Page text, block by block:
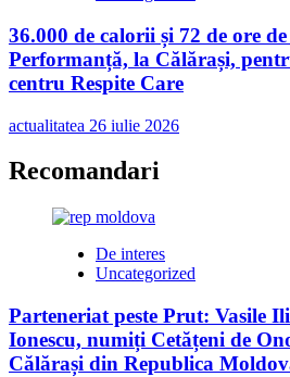
36.000 de calorii și 72 de ore
Performanță, la Călărași,
centru Respite Care
actualitatea 26 iulie 2026
Recomandari
De interes
Uncategorized
Parteneriat peste Prut: Vasile
Ionescu, numiți Cetățeni de
Călărași din Republica